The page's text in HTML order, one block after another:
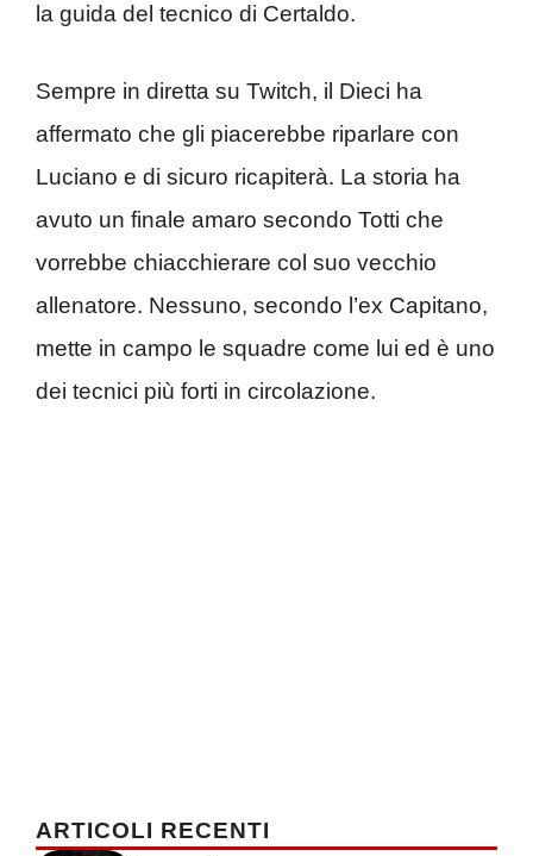
la guida del tecnico di Certaldo.
Sempre in diretta su Twitch, il Dieci ha
affermato che gli piacerebbe riparlare con
Luciano e di sicuro ricapiterà. La storia ha
avuto un finale amaro secondo Totti che
vorrebbe chiacchierare col suo vecchio
allenatore. Nessuno, secondo l’ex Capitano,
mette in campo le squadre come lui ed è uno
dei tecnici più forti in circolazione.
ARTICOLI RECENTI